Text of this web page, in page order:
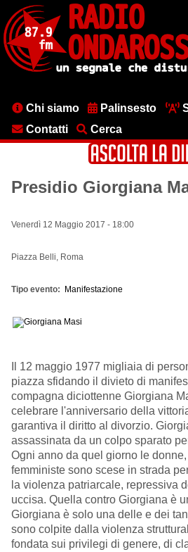
contenuto
principale
MenuChi siamo Palinsesto
Contatti
Cerca
Presidio Giorgiana
Venerdì 12 Maggio 2017 - 18:00
Piazza Belli, Roma
Tipo evento Manifestazione
Il 12 maggio 1977 migliaia di
piazza sfidando il divieto di
compagna diciottenne Giorgiana
celebrare l'anniversario della
garantiva il diritto al divorzio.
assassinata da un colpo sparato
Ogni anno da quel giorno le
femministe sono scese in strada
la violenza patriarcale, repressiva
uccisa. Quella contro Giorgiana è
Giorgiana è solo una delle e dei
sono colpite dalla violenza
fondata sui privilegi di genere, di